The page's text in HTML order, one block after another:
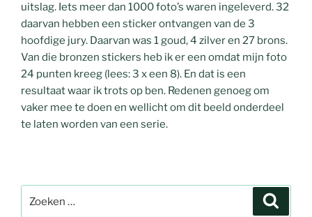
uitslag. Iets meer dan 1000 foto’s waren ingeleverd. 32
daarvan hebben een sticker ontvangen van de 3
hoofdige jury. Daarvan was 1 goud, 4 zilver en 27 brons.
Van die bronzen stickers heb ik er een omdat mijn foto
24 punten kreeg (lees: 3 x een 8). En dat is een
resultaat waar ik trots op ben. Redenen genoeg om
vaker mee te doen en wellicht om dit beeld onderdeel
te laten worden van een serie.
naar: